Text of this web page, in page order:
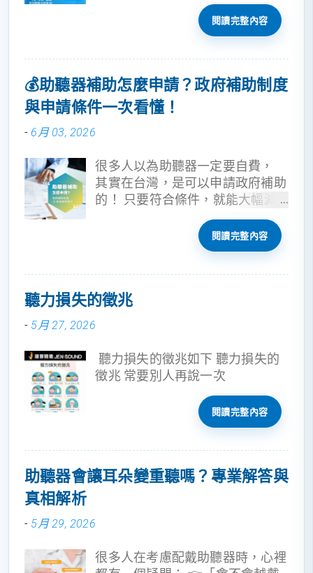
閱讀完整內容
💰助聽器補助怎麼申請？政府補助制度
與申請條件一次看懂！
- 6月 03, 2026
很多人以為助聽器一定要自費，
其實在台灣，是可以申請政府補助
的！ 只要符合條件，就能大幅減
閱讀完整內容
聽力損失的徵兆
- 5月 27, 2026
聽力損失的徵兆如下 聽力損失的
徵兆 常要別人再說一次
閱讀完整內容
助聽器會讓耳朵變重聽嗎？專業解答與
真相解析
- 5月 29, 2026
很多人在考慮配戴助聽器時，心裡